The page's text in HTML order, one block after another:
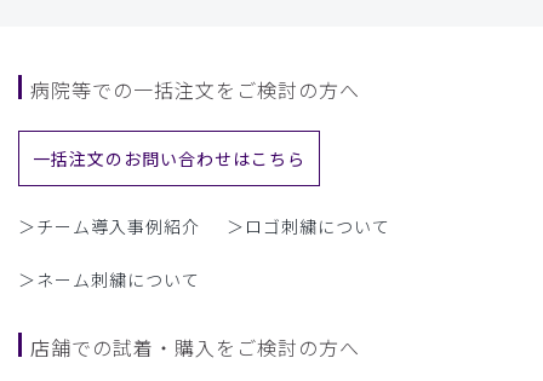
病院等での一括注文をご検討の方へ
一括注文のお問い合わせはこちら
＞チーム導入事例紹介 ＞ロゴ刺繍について
＞ネーム刺繍について
店舗での試着・購入をご検討の方へ